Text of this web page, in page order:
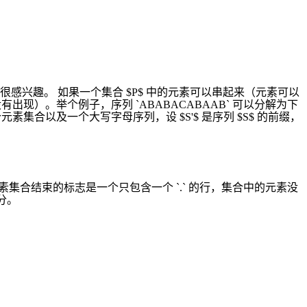
兴趣。 如果一个集合 $P$ 中的元素可以串起来（元素可以
出现）。举个例子，序列 `ABABACABAAB` 可以分解为下
集合以及一个大写字母序列，设 $S'$ 是序列 $S$ 的前缀，
合结束的标志是一个只包含一个 `.` 的行，集合中的元素没